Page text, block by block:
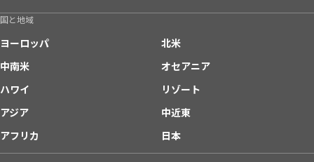
国と地域
ヨーロッパ
北米
中南米
オセアニア
ハワイ
リゾート
アジア
中近東
アフリカ
日本